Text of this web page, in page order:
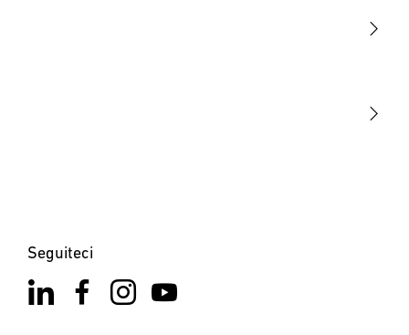
Seguiteci